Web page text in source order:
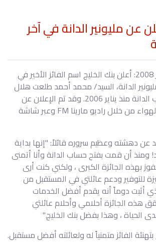
عن مليونير الدانة في آخر
الكويت، 31 ديسمبر 2008: أعلن بنك الخليج اسم الفائز الأخير في
الدانة، السيد/ محمد أحمد طلعت هلال
محمود عميل حساب الدانة منذ يناير 2006. وقد تم الإعلان عن
الفائز مباشرةً على الهواء من خلال راديو مارينا FM وعبر شاشة
عن دهشته وعظيم سروره قائلاً: "إنها بداية
ومنذ أن قمت بفتح حساب الدانة وأنا أتمنى
بهذه الجائزة الكبرى ، ولكني كنت أرى
للتوفير ودعم عائلتي في المستقبل من
أثبت دوماً أنه يقدم أفضل الخدمات
هذه الجائزة أحلامي وأحلام عائلتي
الحياة ، وهذا بفضل بنك الخليج."
الفائز متمنياً له ولعائلته أفضل مستقبل.